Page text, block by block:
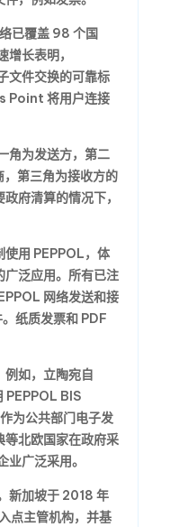
已覆盖 98 个国
长表明，
文件交换的可靠标
Point 将用户连接
角为发送方，第二
第三角为接收方的
府清算的情况下，
使用 PEPPOL，体
广泛应用。所有已注
网络发送和接
纸质发票和 PDF
例如，立陶宛自
PEPPOL BIS
为公共部门电子发
等北欧国家在政府采
广泛采用。
新加坡于 2018 年
点主管机构，并基